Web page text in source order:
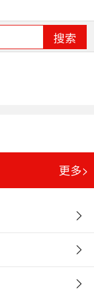
甘肃
搜索
更多>